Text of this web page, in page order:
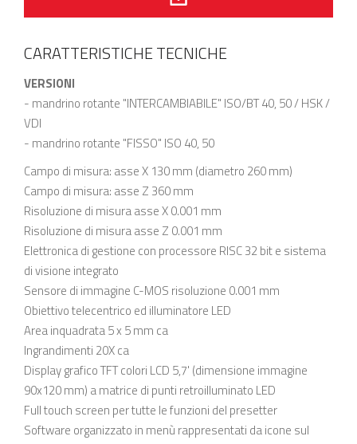
CARATTERISTICHE TECNICHE
VERSIONI
- mandrino rotante "INTERCAMBIABILE" ISO/BT 40, 50 / HSK /
VDI
- mandrino rotante "FISSO" ISO 40, 50
Campo di misura: asse X 130 mm (diametro 260 mm)
Campo di misura: asse Z 360 mm
Risoluzione di misura asse X 0.001 mm
Risoluzione di misura asse Z 0.001 mm
Elettronica di gestione con processore RISC 32 bit e sistema
di visione integrato
Sensore di immagine C-MOS risoluzione 0.001 mm
Obiettivo telecentrico ed illuminatore LED
Area inquadrata 5 x 5 mm ca
lngrandimenti 20X ca
Display grafico TFT colori LCD 5,7' (dimensione immagine
90x120 mm) a matrice di punti retroilluminato LED
Full touch screen per tutte le funzioni del presetter
Software organizzato in menù rappresentati da icone sul